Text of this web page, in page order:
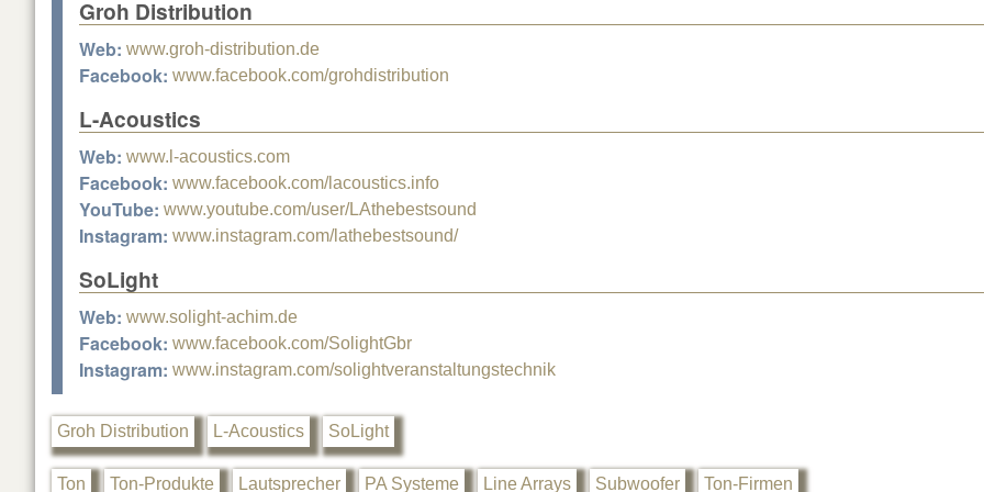
Groh Distribution
Web: www.groh-distribution.de
Facebook: www.facebook.com/grohdistribution
L-Acoustics
Web: www.l-acoustics.com
Facebook: www.facebook.com/lacoustics.info
YouTube: www.youtube.com/user/LAthebestsound
Instagram: www.instagram.com/lathebestsound/
SoLight
Web: www.solight-achim.de
Facebook: www.facebook.com/SolightGbr
Instagram: www.instagram.com/solightveranstaltungstechnik
Groh Distribution L-Acoustics SoLight
Ton Ton-Produkte Lautsprecher PA Systeme Line Arrays Subwoofer Ton-Firmen